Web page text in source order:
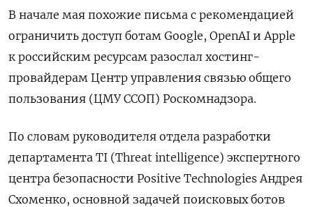
В начале мая похожие письма с рекомендацией
ограничить доступ ботам Google, OpenAI и Apple
к российским ресурсам разослал хостинг-
провайдерам Центр управления связью общего
пользования (ЦМУ ССОП) Роскомнадзора.
По словам руководителя отдела разработки
департамента TI (Threat intelligence) экспертного
центра безопасности Positive Technologies Андрея
Схоменко, основной задачей поисковых ботов